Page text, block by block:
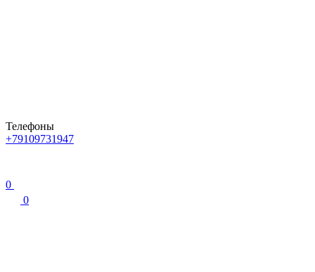
Телефоны
+79109731947
0
0